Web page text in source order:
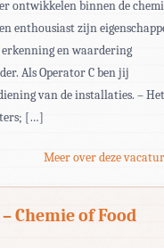
ontwikkelen binnen de
enthousiast zijn
en waardering
Als Operator C ben jij
van de installaties. – Het
[…]
Meer over deze
Chemie of Food